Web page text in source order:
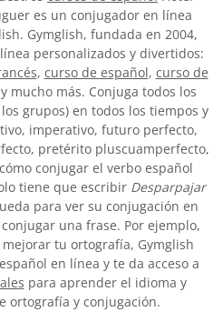
es un conjugador en línea
Gymglish, fundada en 2004,
personalizados y divertidos:
, curso de español, curso de
y mucho más. Conjuga todos los
grupos) en todos los tiempos y
imperativo, futuro perfecto,
pretérito pluscuamperfecto,
conjugar el verbo español
tiene que escribir Desparpajar
para ver su conjugación en
una frase. Por ejemplo,
tu ortografía, Gymglish
en línea y te da acceso a
para aprender el idioma y
ortografía y conjugación.